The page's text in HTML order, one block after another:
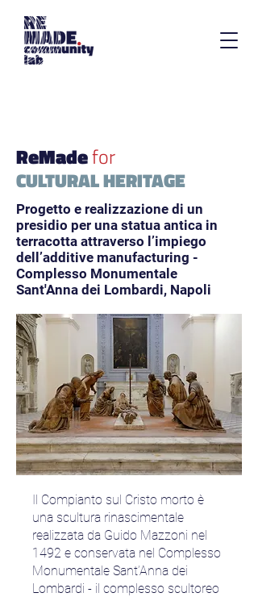
ReMadefor
CULTURAL HERITAGE
Progetto e realizzazione di un
presidio per una statua antica in
terracotta attraverso l’impiego
dell’additive manufacturing -
Complesso Monumentale
Sant'Anna dei Lombardi, Napoli
Il Compianto sul Cristo morto è
una scultura rinascimentale
realizzata da Guido Mazzoni nel
1492 e conservata nel Complesso
Monumentale Sant’Anna dei
Lombardi - il complesso scultoreo